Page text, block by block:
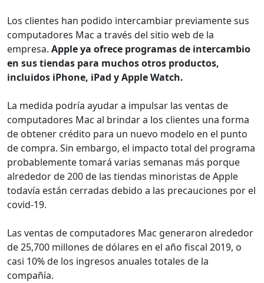
Los clientes han podido intercambiar previamente sus
computadores Mac a través del sitio web de la
empresa. Apple ya ofrece programas de intercambio
en sus tiendas para muchos otros productos,
incluidos iPhone, iPad y Apple Watch.
La medida podría ayudar a impulsar las ventas de
computadores Mac al brindar a los clientes una forma
de obtener crédito para un nuevo modelo en el punto
de compra. Sin embargo, el impacto total del programa
probablemente tomará varias semanas más porque
alrededor de 200 de las tiendas minoristas de Apple
todavía están cerradas debido a las precauciones por el
covid-19.
Las ventas de computadores Mac generaron alrededor
de 25,700 millones de dólares en el año fiscal 2019, o
casi 10% de los ingresos anuales totales de la
compañía.